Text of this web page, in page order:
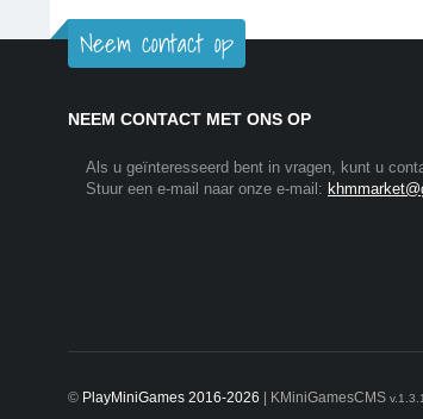
Neem contact op
NEEM CONTACT MET ONS OP
Als u geïnteresseerd bent in vragen, kunt u
Stuur een e-mail naar onze e-mail:
© PlayMiniGames 2016-2026 | KMiniGamesCMS